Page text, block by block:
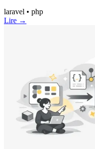
laravel • php
Lire →